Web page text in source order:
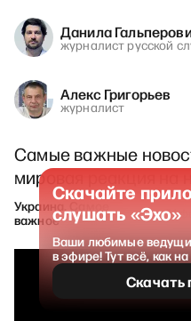
Данила
журналист русской
Алекс Григорьев
журналист
Самые важные
мировая реакция на
Украина. Самое
важное
21
Скачайте
слушать «Эхо»
Ваши любимые
в эфире! Тут всё, как
Скачать